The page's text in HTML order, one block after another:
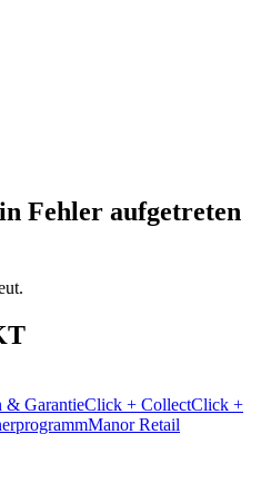
Fehler aufgetreten
& GarantieClick + CollectClick +
Manor Retail